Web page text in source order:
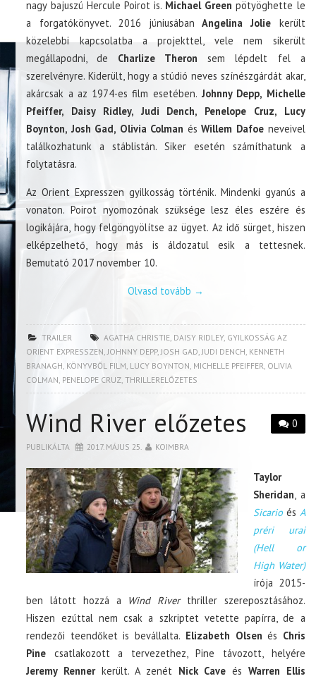
nagy bajuszú Hercule Poirot is. Michael Green pötyöghette le
a forgatókönyvet. 2016 júniusában Angelina Jolie került
közelebbi kapcsolatba a projekttel, vele nem sikerült
megállapodni, de Charlize Theron sem lépdelt fel a
szerelvényre. Kiderült, hogy a stúdió neves színészgárdát akar,
akárcsak a az 1974-es film esetében. Johnny Depp, Michelle
Pfeiffer, Daisy Ridley, Judi Dench, Penelope Cruz, Lucy
Boynton, Josh Gad, Olivia Colman és Willem Dafoe neveivel
találkozhatunk a stáblistán. Siker esetén számíthatunk a
folytatásra.
Az Orient Expresszen gyilkosság történik. Mindenki gyanús a
vonaton. Poirot nyomozónak szüksége lesz éles eszére és
logikájára, hogy felgöngyölítse az ügyet. Az idő sürget, hiszen
elképzelhető, hogy más is áldozatul esik a tettesnek.
Bemutató 2017 november 10.
Olvasd tovább →
TRAILER AGATHA CHRISTIE, DAISY RIDLEY, GYILKOSSÁG AZ
ORIENT EXPRESSZEN,JOHNNY DEPP,JOSH GAD,JUDI DENCH, KENNETH
BRANAGH, KÖNYVBŐL FILM, LUCY BOYNTON, MICHELLE PFEIFFER, OLIVIA
COLMAN, PENELOPE CRUZ,THRILLERELŐZETES
0
Wind River előzetes
PUBLIKÁLTA 2017. MÁJUS 25. KOIMBRA
Taylor
Sheridan, a
Sicario és A
préri urai
(Hell or
High Water)
írója 2015-
ben látott hozzá a Wind Riverthriller szereposztásához.
Hiszen ezúttal nem csak a szkriptet vetette papírra, de a
rendezői teendőket is bevállalta. Elizabeth Olsen és Chris
Pine csatlakozott a tervezethez, Pine távozott, helyére
Jeremy Rennerkerült. A zenét Nick Caveés Warren Ellis